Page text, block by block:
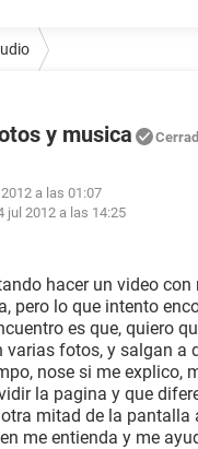
y musica
a las 01:07
jul 2012 a las 14:25
hacer un video con
pero lo que intento
es que, quiero
varias fotos, y salgan a
nose si me explico,
la pagina y que
mitad de la pantalla
me entienda y me